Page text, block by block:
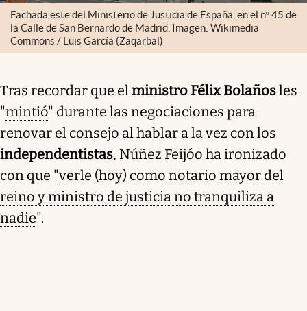
Fachada este del Ministerio de Justicia de España, en el nº 45 de
la Calle de San Bernardo de Madrid. Imagen: Wikimedia
Commons / Luis García (Zaqarbal)
Tras recordar que el ministro Félix Bolañosles
"mintió" durante las negociaciones para
renovar el consejo al hablar a la vez con los
independentistas, Núñez Feijóo ha ironizado
con que "verle (hoy) como notario mayor del
reino y ministro de justicia no tranquiliza a
nadie".